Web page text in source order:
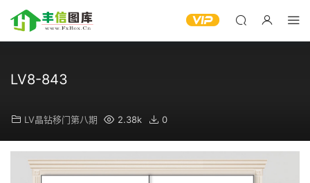
LV8-843
LV晶钻移门第八期 2.38k 0